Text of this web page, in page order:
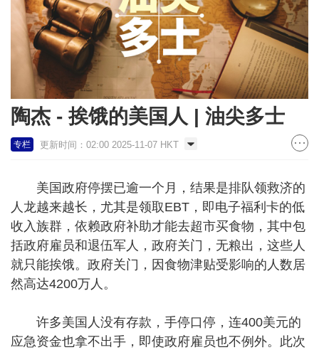
陶杰 - 挨饿的美国人 | 油尖多士
专栏 更新时间：02:00 2025-11-07 HKT
美国政府停摆已逾一个月，结果是排队领救济的
人龙越来越长，尤其是领取EBT，即电子福利卡的低
收入族群，依赖政府补助才能去超市买食物，其中包
括政府雇员和退伍军人，政府关门，无粮出，这些人
就只能挨饿。政府关门，因食物津贴受影响的人数居
然高达4200万人。
许多美国人没有存款，手停口停，连400美元的
应急资金也拿不出手，即使政府雇员也不例外。此次